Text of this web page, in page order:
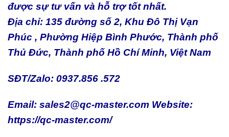
được sự tư vấn và hỗ trợ tốt nhất.
Địa chỉ: 135 đường số 2, Khu Đô Thị Vạn
Phúc , Phường Hiệp Bình Phước, Thành phố
Thủ Đức, Thành phố Hồ Chí Minh, Việt Nam
SĐT/Zalo: 0937.856 .572
Email: sales2@qc-master.com Website:
https://qc-master.com/